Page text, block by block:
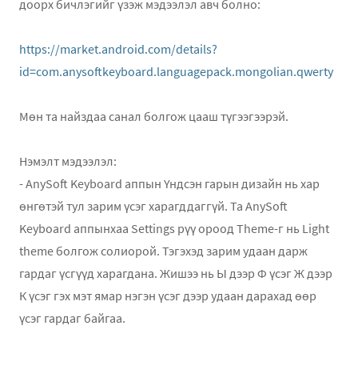
доорх бичлэгийг үзэж мэдээлэл авч болно:
https://market.android.com/details?
id=com.anysoftkeyboard.languagepack.mongolian.qwerty
Мөн та найздаа санал болгож цааш түгээгээрэй.
Нэмэлт мэдээлэл:
- AnySoft Keyboard аппын Үндсэн гарын дизайн нь хар
өнгөтэй тул зарим үсэг харагддаггүй. Та AnySoft
Keyboard аппынхаа Settings рүү ороод Theme-г нь Light
theme болгож солиорой. Тэгэхэд зарим удаан дарж
гардаг үсгүүд харагдана. Жишээ нь Ы дээр Ф үсэг Ж дээр
К үсэг гэх мэт ямар нэгэн үсэг дээр удаан дарахад өөр
үсэг гардаг байгаа.